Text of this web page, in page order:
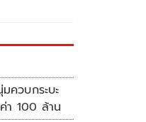
ควบกระบะ
า 100 ล้าน